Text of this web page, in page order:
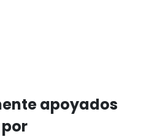
apoyados
por